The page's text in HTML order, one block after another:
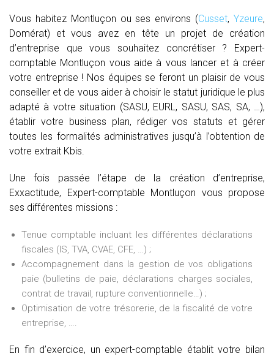
Vous habitez Montluçon ou ses environs (Cusset,Yzeure,
Domérat) et vous avez en tête un projet de création
d’entreprise que vous souhaitez concrétiser ? Expert-
comptable Montluçon vous aide à vous lancer et à créer
votre entreprise ! Nos équipes se feront un plaisir de vous
conseiller et de vous aider à choisir le statut juridique le plus
adapté à votre situation (SASU, EURL, SASU, SAS, SA, …),
établir votre business plan, rédiger vos statuts et gérer
toutes les formalités administratives jusqu’à l’obtention de
votre extrait Kbis.
Une fois passée l’étape de la création d’entreprise,
Exxactitude, Expert-comptable Montluçon vous propose
ses différentes missions :
Tenue comptable incluant les différentes déclarations
fiscales (IS, TVA, CVAE, CFE, …) ;
Accompagnement dans la gestion de vos obligations
paie (bulletins de paie, déclarations charges sociales,
contrat de travail, rupture conventionnelle…) ;
Optimisation de votre trésorerie, de la fiscalité de votre
entreprise, ….
En fin d’exercice, un expert-comptable établit votre bilan